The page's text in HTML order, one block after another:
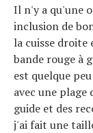
Il n'y a qu'une
inclusion de
la cuisse droite
bande rouge à
est quelque
avec une plage
guide et des
j'ai fait une
Conseils
Tendances
Tous nos articles
À propos